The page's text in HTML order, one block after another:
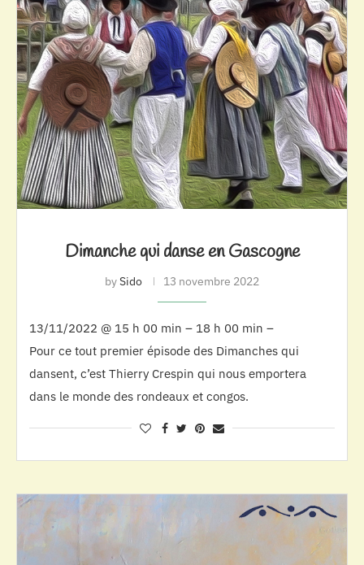
Dimanche qui danse en Gascogne
bySido 13 novembre 2022
13/11/2022 @ 15 h 00 min – 18 h 00 min –
Pour ce tout premier épisode des Dimanches qui
dansent, c’est Thierry Crespin qui nous emportera
dans le monde des rondeaux et congos.